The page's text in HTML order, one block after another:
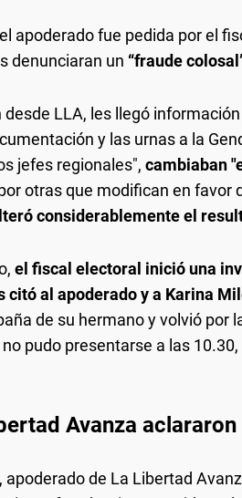
apoderado fue pedida por el
denunciaran un “fraude
LLA, les llegó
y las urnas a la
jefes regionales", cambiaban
otras que modifican en favor
considerablemente el
el fiscal electoral inició una
citó al apoderado y a Karina
de su hermano y volvió por
pudo presentarse a las
Avanza